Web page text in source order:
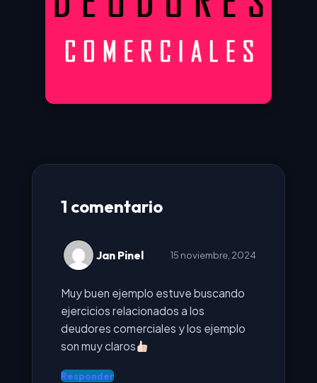
1 comentario
Jan Pinel 15 noviembre, 2024
Muy buen ejemplo estuve buscando
ejercicios relacionados a los
deudores comerciales y los ejemplo
son muy claros
Responder